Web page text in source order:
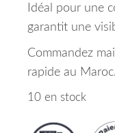
Idéal pour une
garantit une
Commandez
rapide au Maroc.
10 en stock